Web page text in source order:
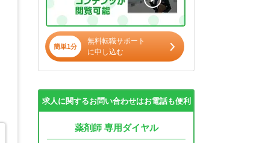
簡単1分
無料転職サポート
に申し込む
求人に関するお問い合わせはお電話も便利
薬剤師 専用ダイヤル